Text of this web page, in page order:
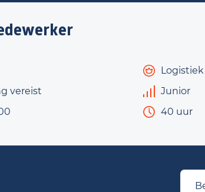
Logistiek
vereist
Junior
40 uur